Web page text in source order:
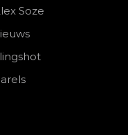
Soze